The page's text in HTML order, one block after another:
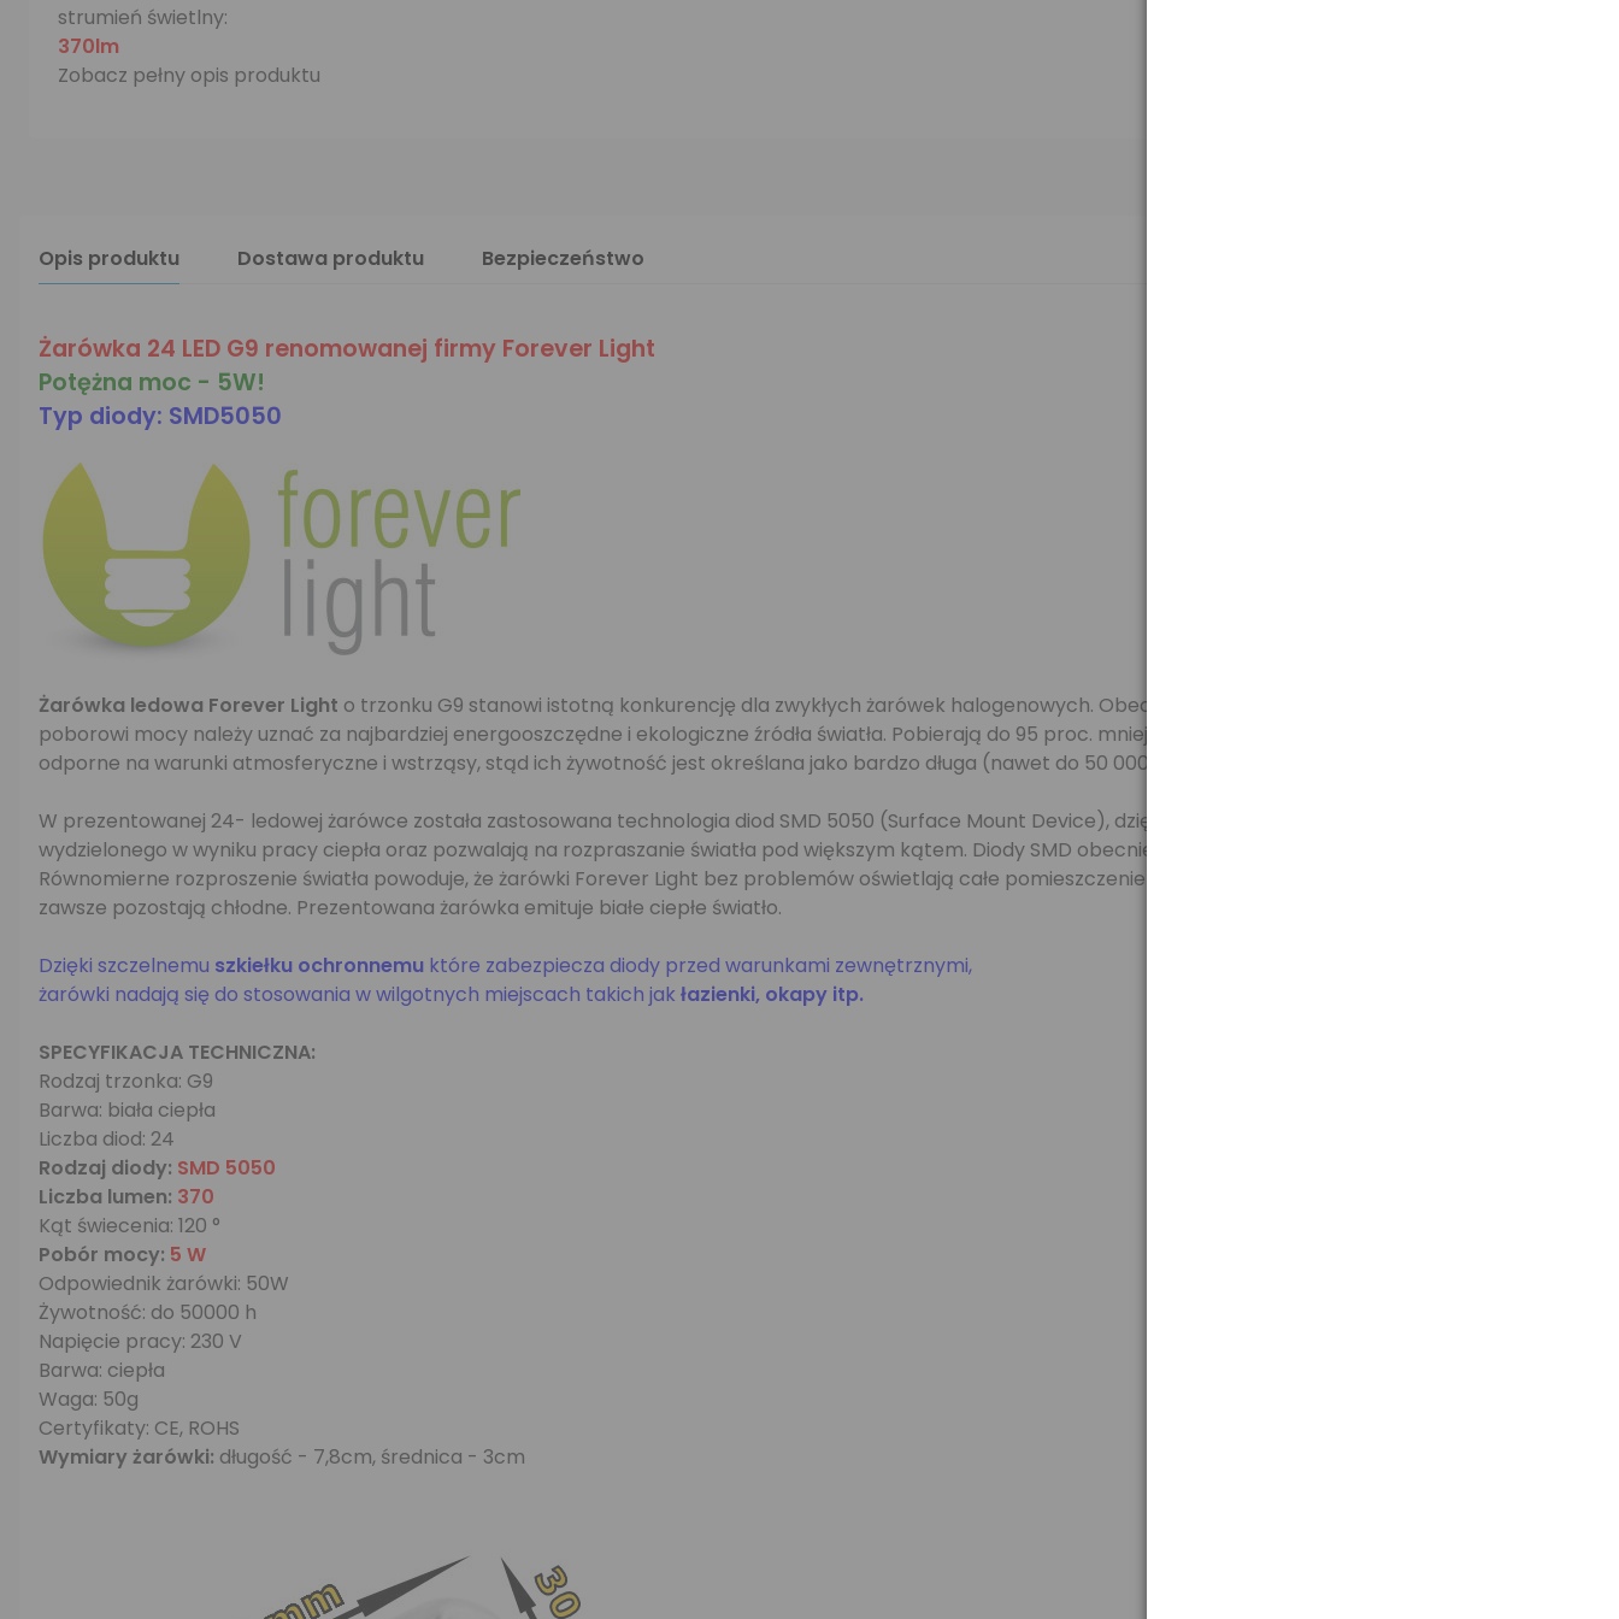
strumień świetlny:
370lm
Zobacz pełny opis produktu
Opis produktu Dostawa produktu Bezpieczeństwo
Żarówka 24 LED G9 renomowanej firmy Forever Light
Potężna moc - 5W!
Typ diody: SMD5050
Żarówka ledowa Forever Light o trzonku G9 stanowi istotną konkurencję dla zwykłych żarówek halogenowych. Obecnie żarówki LED dzięki bardzo małemu
poborowi mocy należy uznać za najbardziej energooszczędne i ekologiczne źródła światła. Pobierają do 95 proc. mniej energii niż tradycyjne żarówki. Diody LED są
odporne na warunki atmosferyczne i wstrząsy, stąd ich żywotność jest określana jako bardzo długa (nawet do 50 000 godzin).
W prezentowanej 24- ledowej żarówce została zastosowana technologia diod SMD 5050 (Surface Mount Device), dzięki której diody łatwiej pozbywają się
wydzielonego w wyniku pracy ciepła oraz pozwalają na rozpraszanie światła pod większym kątem. Diody SMD obecnie uważa się za najjaśniejsze diody na rynku.
Równomierne rozproszenie światła powoduje, że żarówki Forever Light bez problemów oświetlają całe pomieszczenie a w wyniku długiego czasu użytkowania
zawsze pozostają chłodne. Prezentowana żarówka emituje białe ciepłe światło.
Dzięki szczelnemu szkiełku ochronnemu które zabezpiecza diody przed warunkami zewnętrznymi,
żarówki nadają się do stosowania w wilgotnych miejscach takich jak łazienki, okapy itp.
SPECYFIKACJA TECHNICZNA:
Rodzaj trzonka: G9
Barwa: biała ciepła
Liczba diod: 24
Rodzaj diody: SMD 5050
Liczba lumen: 370
Kąt świecenia: 120 °
Pobór mocy: 5 W
Odpowiednik żarówki: 50W
Żywotność: do 50000 h
Napięcie pracy: 230 V
Barwa: ciepła
Waga: 50g
Certyfikaty: CE, ROHS
Wymiary żarówki: długość - 7,8cm, średnica - 3cm